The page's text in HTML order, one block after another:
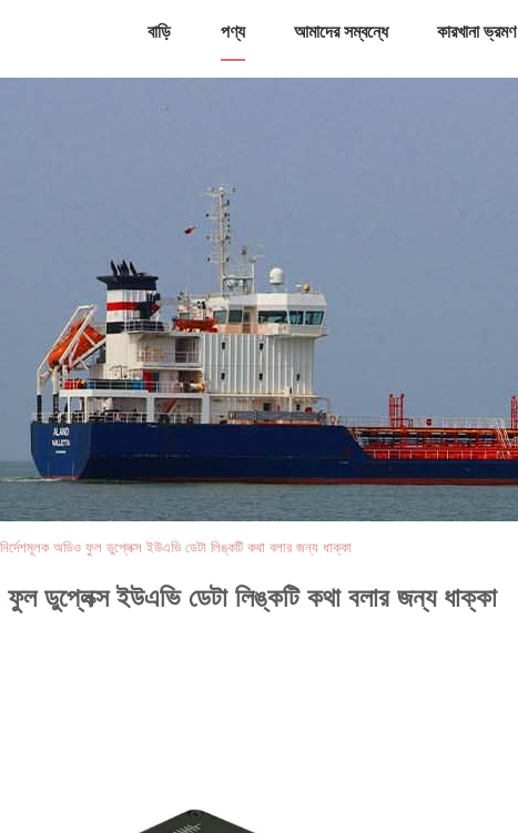
বাড়ি পণ্য আমাদের সম্বন্ধে কারখানা ভ্রমণ
নির্দেশমূলক অডিও ফুল ডুপ্লেক্স ইউএভি ডেটা লিঙ্কটি কথা বলার জন্য ধাক্কা
ফুল ডুপ্লেক্স ইউএভি ডেটা লিঙ্কটি কথা বলার জন্য ধাক্কা